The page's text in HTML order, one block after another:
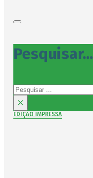
Pesquisar...
Pesquisar
×
EDIÇÃO IMPRESSA